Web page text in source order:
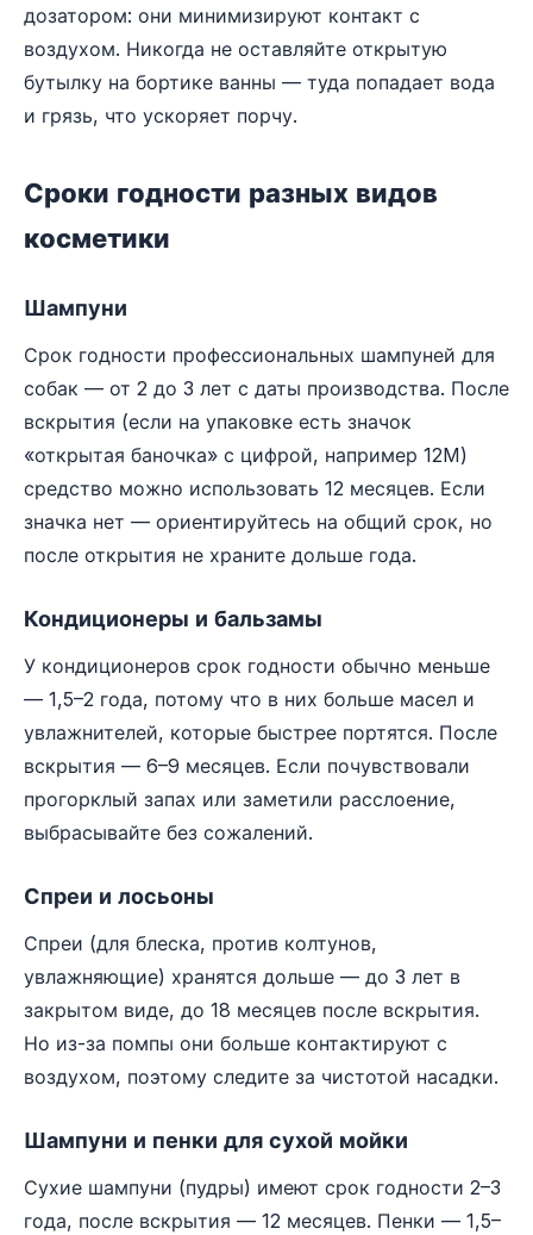
дозатором: они минимизируют контакт с
воздухом. Никогда не оставляйте открытую
бутылку на бортике ванны — туда попадает вода
и грязь, что ускоряет порчу.
Сроки годности разных видов
косметики
Шампуни
Срок годности профессиональных шампуней для
собак — от 2 до 3 лет с даты производства. После
вскрытия (если на упаковке есть значок
«открытая баночка» с цифрой, например 12M)
средство можно использовать 12 месяцев. Если
значка нет — ориентируйтесь на общий срок, но
после открытия не храните дольше года.
Кондиционеры и бальзамы
У кондиционеров срок годности обычно меньше
— 1,5–2 года, потому что в них больше масел и
увлажнителей, которые быстрее портятся. После
вскрытия — 6–9 месяцев. Если почувствовали
прогорклый запах или заметили расслоение,
выбрасывайте без сожалений.
Спреи и лосьоны
Спреи (для блеска, против колтунов,
увлажняющие) хранятся дольше — до 3 лет в
закрытом виде, до 18 месяцев после вскрытия.
Но из-за помпы они больше контактируют с
воздухом, поэтому следите за чистотой насадки.
Шампуни и пенки для сухой мойки
Сухие шампуни (пудры) имеют срок годности 2–3
года, после вскрытия — 12 месяцев. Пенки — 1,5–